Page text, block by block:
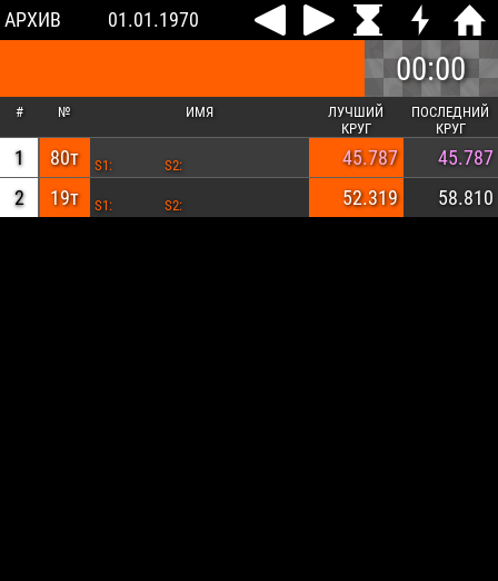
АРХИВ 01.01.1970
00:00
# № ИМЯ
ЛУЧШИЙ
КРУГ
ПОСЛЕДНИЙ
КРУГ
1 80т S1: S2: 45.787
45.787
2
19т S1: S2: 52.319 58.810